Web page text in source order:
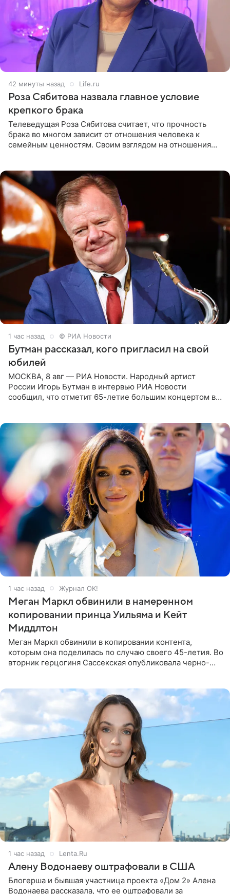
42 минуты назад Life.ru
Роза Сябитова назвала главное условие
крепкого брака
Телеведущая Роза Сябитова считает, что прочность
брака во многом зависит от отношения человека к
семейным ценностям. Своим взглядом на отношения
1 час назад © РИА Новости
Бутман рассказал, кого пригласил на свой
юбилей
МОСКВА, 8 авг — РИА Новости. Народный артист
России Игорь Бутман в интервью РИА Новости
сообщил, что отметит 65-летие большим концертом в
1 час назад Журнал OK!
Меган Маркл обвинили в намеренном
копировании принца Уильяма и Кейт
Миддлтон
Меган Маркл обвинили в копировании контента,
которым она поделилась по случаю своего 45-летия. Во
вторник герцогиня Сассекская опубликовала черно-
1 час назад Lenta.Ru
Алену Водонаеву оштрафовали в США
Блогерша и бывшая участница проекта «Дом 2» Алена
Водонаева рассказала, что ее оштрафовали за